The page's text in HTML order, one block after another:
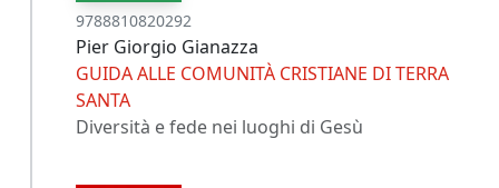
9788810820292
Pier Giorgio Gianazza
GUIDA ALLE COMUNITÀ CRISTIANE DI TERRA
SANTA
Diversità e fede nei luoghi di Gesù